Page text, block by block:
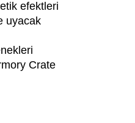
efektleri
uyacak
Crate